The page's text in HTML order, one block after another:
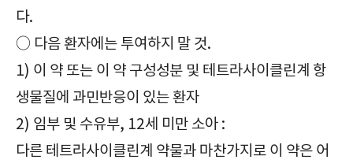
다.
○ 다음 환자에는 투여하지 말 것.
1) 이 약 또는 이 약 구성성분 및 테트라사이클린계 항
생물질에 과민반응이 있는 환자
2) 임부 및 수유부, 12세 미만 소아 :
다른 테트라사이클린계 약물과 마찬가지로 이 약은 어